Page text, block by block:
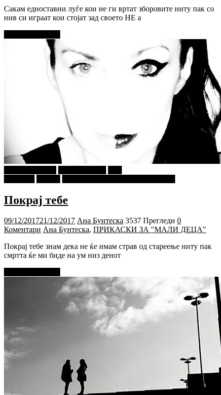
Сакам едноставни луѓе кои не ги вртат зборовите ниту пак со
нив си играат кои стојат зад своето НЕ а
Покрај тебе
09/12/201721/12/2017 Ана Бунтеска 3537 Прегледи 0
Коментари Ана Бунтеска, ПРИКАСКИ ЗА "МАЛИ ДЕЦА"
Покрај тебе знам дека не ќе имам страв од стареење ниту пак
смртта ќе ми биде на ум низ денот